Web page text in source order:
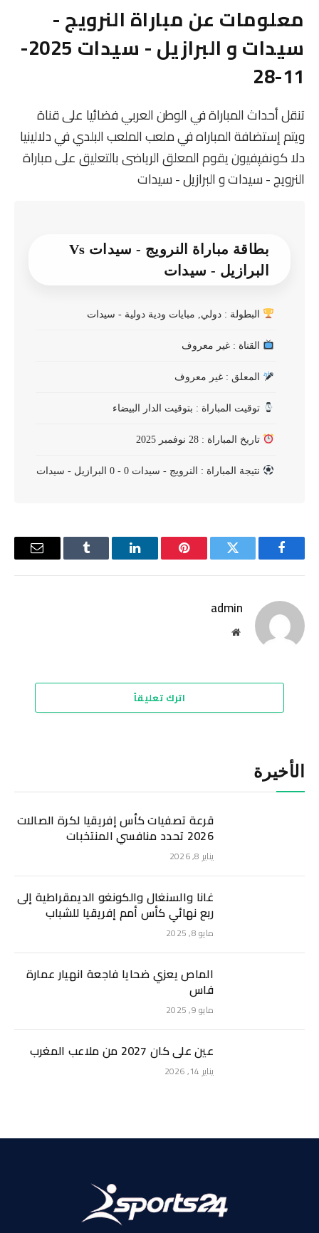
معلومات عن مباراة النرويج -
سيدات و البرازيل - سيدات 2025-
11-28
تنقل أحداث المباراة في الوطن العربي فضائيا على قناة
ويتم إستضافة المباراه في ملعب الملعب البلدي في دلالینیا
دلا کونفپفیون يقوم المعلق الرياضى بالتعليق على مباراة
النرويج - سيدات و البرازيل - سيدات
بطاقة مباراة النرويج - سيدات Vs
البرازيل - سيدات
البطولة : دولي, مبايات ودية دولية - سيدات
القناة : غير معروف
المعلق : غير معروف
توقيت المباراة : بتوقيت الدار البيضاء
تاريخ المباراة : 28 نوفمبر 2025
نتيجة المباراة : النرويج - سيدات 0 - 0 البرازيل - سيدات
فيسبوك تويتر بينتيريستلينكدإن Tumblr
البريد
admin
موقع
اترك تعليقاً
الأخيرة
قرعة تصفيات كأس إفريقيا لكرة الصالات
2026 تحدد منافسي المنتخبات
يناير 8, 2026
غانا والسنغال والكونغو الديمقراطية إلى
ربع نهائي كأس أمم إفريقيا للشباب
مايو 8, 2025
الماص يعزي ضحايا فاجعة انهيار عمارة
فاس
مايو 9, 2025
عين على كان 2027 من ملاعب المغرب
يناير 14, 2026